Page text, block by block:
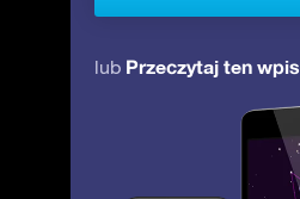
lub Przeczytaj ten wpis